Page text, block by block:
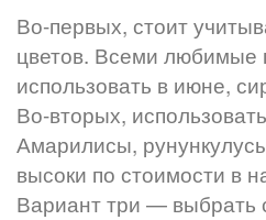
Во-первых, стоит
цветов. Всеми
использовать в июне,
Во-вторых,
Амарилисы,
высоки по стоимости в
Вариант три — выбрать